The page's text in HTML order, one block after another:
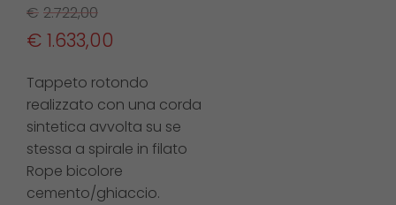
€ 2.722,00
€ 1.633,00
Tappeto rotondo
realizzato con una corda
sintetica avvolta su se
stessa a spirale in filato
Rope bicolore
cemento/ghiaccio.